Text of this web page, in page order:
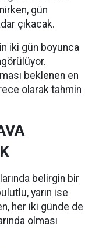
gün
çıkacak.
iki gün boyunca
beklenen en
olarak tahmin
belirgin bir
yarın ise
her iki günde de
olması